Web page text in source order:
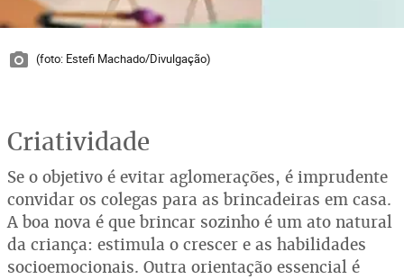
(foto: Estefi Machado/Divulgação)
Criatividade
Se o objetivo é evitar aglomerações, é imprudente
convidar os colegas para as brincadeiras em casa.
A boa nova é que brincar sozinho é um ato natural
da criança: estimula o crescer e as habilidades
socioemocionais. Outra orientação essencial é